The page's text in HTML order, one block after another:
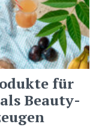
für
Beauty-